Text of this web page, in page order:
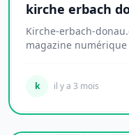
kirche erbach
Kirche-erbach-
magazine
k il y a 3 mois